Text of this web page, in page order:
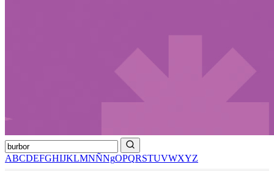
ABCDEFGHIJKLMNÑNgOPQRSTUVWXYZ